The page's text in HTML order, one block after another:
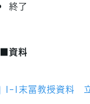
終了
■資料
1-1末冨教授資料